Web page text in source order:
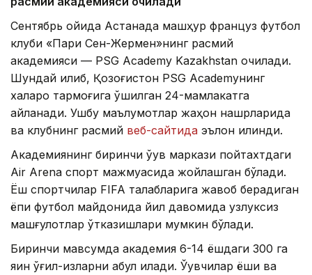
Сентябрь ойида Астанада машҳур француз футбол
клуби «Пари Сен-Жермен»нинг расмий
академияси — PSG Academy Kazakhstan очилади.
Шундай қилиб, Қозоғистон PSG Academyнинг
халқаро тармоғига қўшилган 24-мамлакатга
айланади. Ушбу маълумотлар жаҳон нашрларида
ва клубнинг расмий веб-сайтида эълон қилинди.
Академиянинг биринчи ўқув маркази пойтахтдаги
Air Arena спорт мажмуасида жойлашган бўлади.
Ёш спортчилар FIFA талабларига жавоб берадиган
ёпиқ футбол майдонида йил давомида узлуксиз
машғулотлар ўтказишлари мумкин бўлади.
Биринчи мавсумда академия 6-14 ёшдаги 300 га
яқин ўғил-қизларни қабул қилади. Ўқувчилар ёши ва